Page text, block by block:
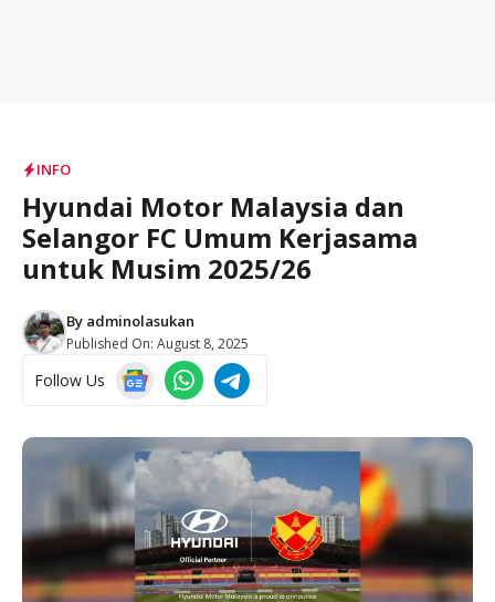
INFO
Hyundai Motor Malaysia dan
Selangor FC Umum Kerjasama
untuk Musim 2025/26
By adminolasukan
Published On: August 8, 2025
Follow Us